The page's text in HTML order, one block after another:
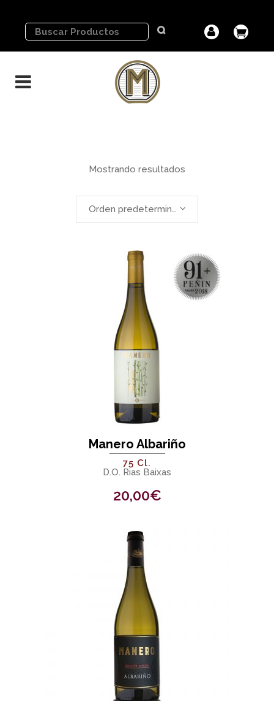
Mostrando resultados
Orden predeterminado
Manero Albariño
75 Cl.
D.O. Rias Baixas
20,00€